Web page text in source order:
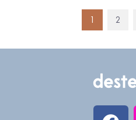
1 2